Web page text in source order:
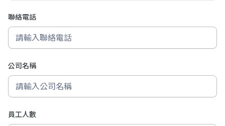
聯絡電話
公司名稱
員工人數